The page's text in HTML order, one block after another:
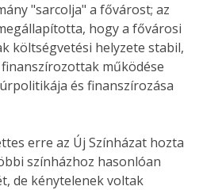
"sarcolja" a fővárost; az
hogy a fővárosi
költségvetési helyzete stabil,
működése
és finanszírozása
erre az Új Színházat hozta
színházhoz hasonlóan
de kénytelenek voltak